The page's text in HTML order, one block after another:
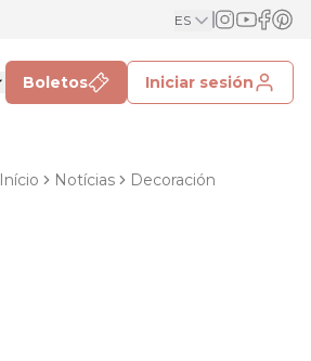
ES
Boletos Iniciar sesión
Início Notícias Decoración